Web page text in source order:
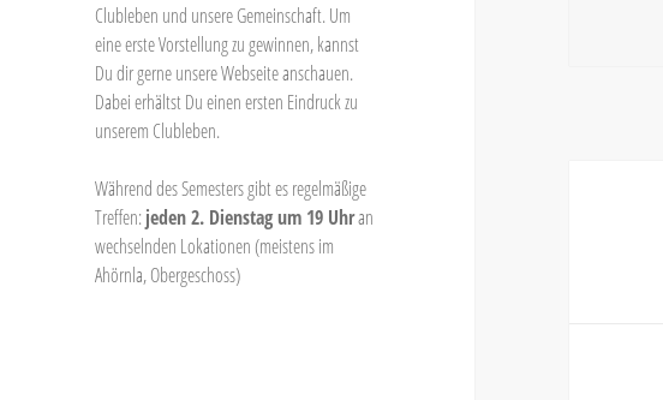
Clubleben und unsere Gemeinschaft. Um
eine erste Vorstellung zu gewinnen, kannst
Du dir gerne unsere Webseite anschauen.
Dabei erhältst Du einen ersten Eindruck zu
unserem Clubleben.
Während des Semesters gibt es regelmäßige
Treffen:jeden 2. Dienstag um 19 Uhran
wechselnden Lokationen (meistens im
Ahörnla, Obergeschoss)